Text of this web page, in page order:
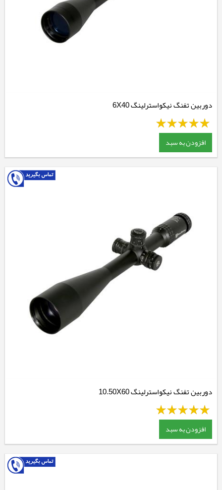
دوربین تفنگ نیکواسترلینگ 6X40
افزودن به سبد
دوربین تفنگ نیکواسترلینگ 10.50X60
افزودن به سبد